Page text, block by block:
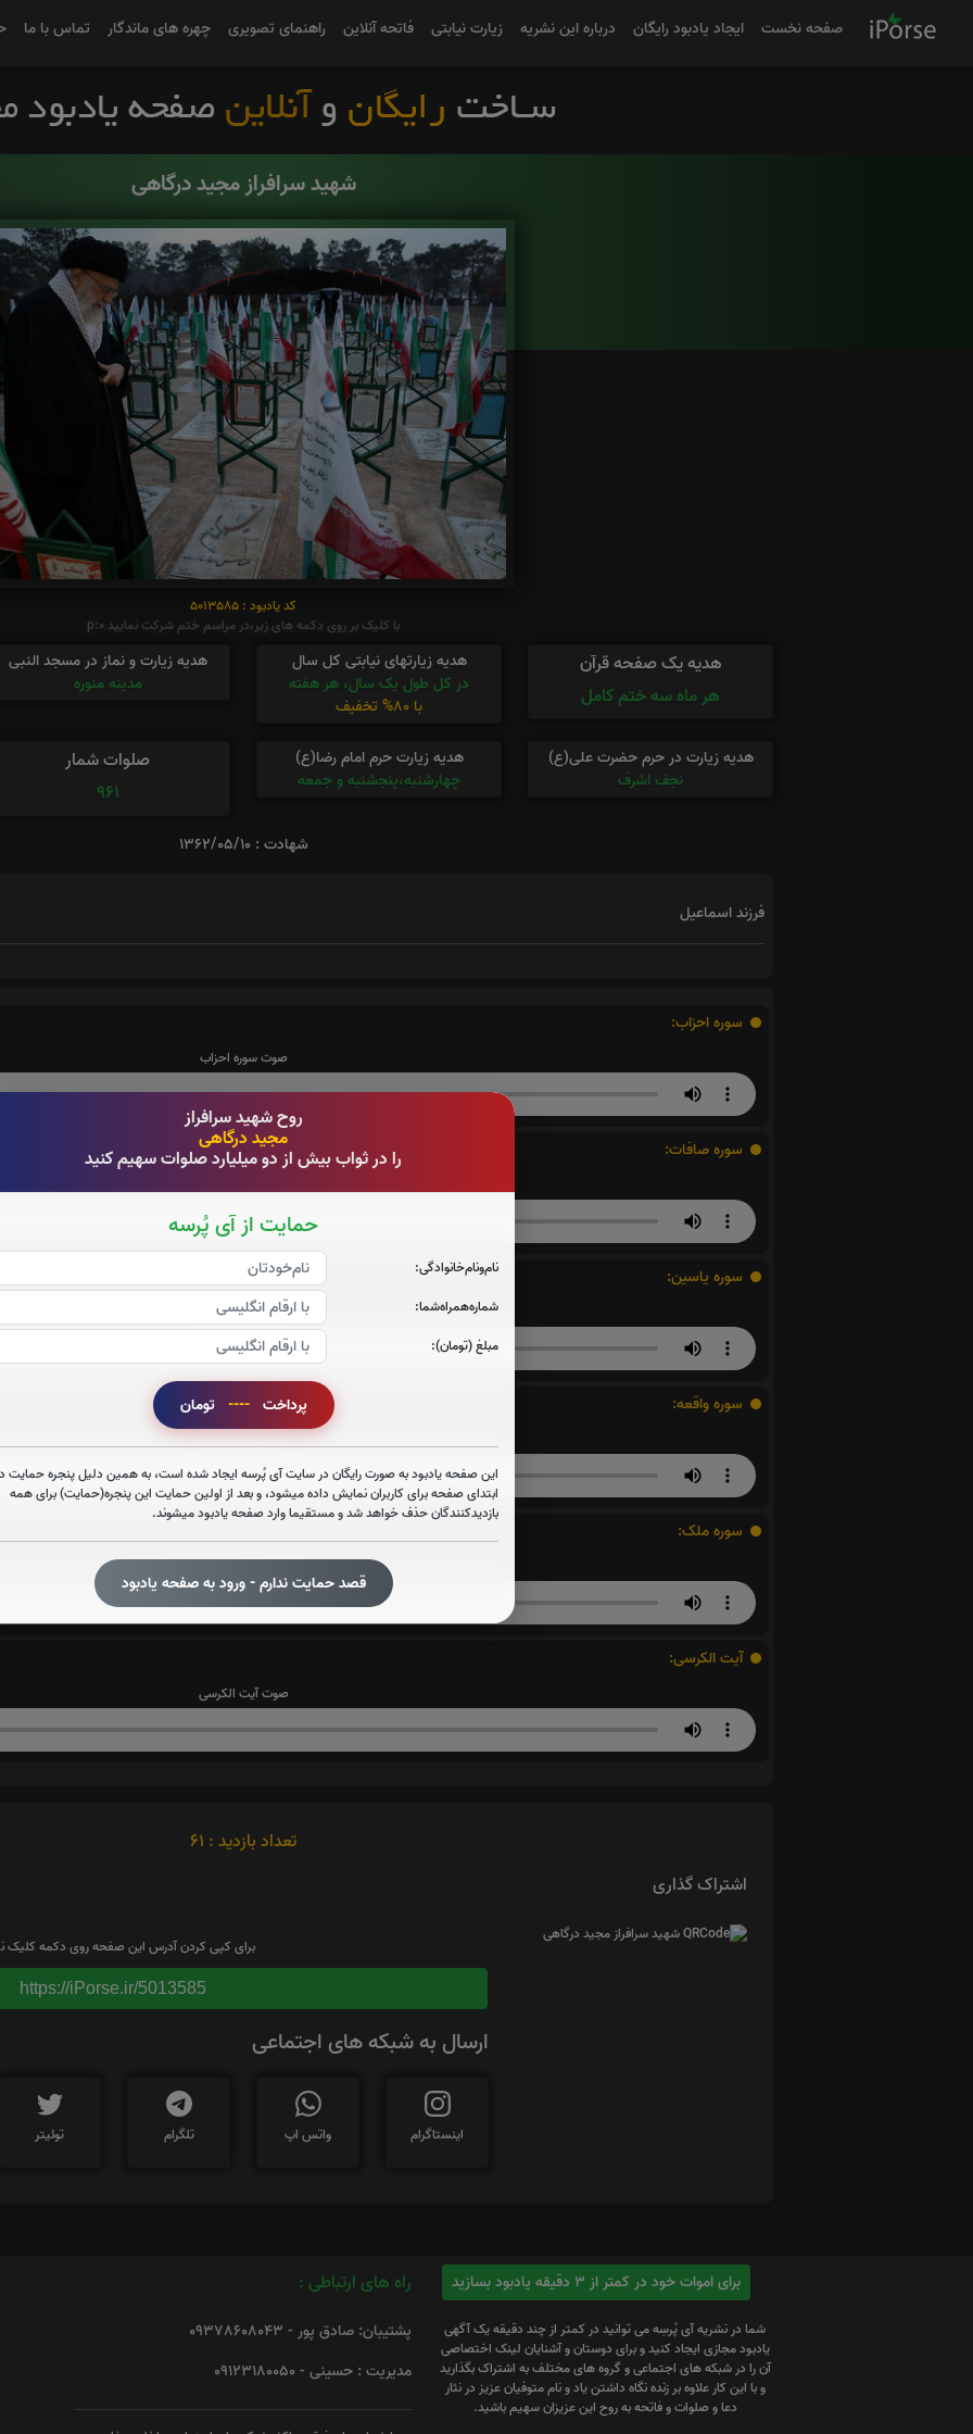
صفحه نخست ایجاد یادبود رایگان درباره این نشریه زیارت نیابتی فاتحه آنلاین راهنمای تصویری چهره های ماندگار تماس با ما
روح شهید سرافراز
مجید درگاهی
را در ثواب بیش از دو میلیارد صلوات سهیم کنید
حمایت از آی پُرسه
نام‌و‌نام‌خانوادگی:
شماره‌همراه‌شما:
مبلغ (تومان):
پرداخت ---- تومان
این صفحه یادبود به صورت رایگان در سایت آی پُرسه ایجاد شده است، به همین دلیل پنجره حمایت
ابتدای صفحه برای کاربران نمایش داده میشود، و بعد از اولین حمایت این پنجره(حمایت) برای همه
بازدیدکنندگان حذف خواهد شد و مستقیما وارد صفحه یادبود میشوند.
قصد حمایت ندارم - ورود به صفحه یادبود
شهید سرافراز مجید درگاهی
کد یادبود : 5013585
با کلیک بر روی دکمه های زیر،در مراسم ختم شرکت نمایید p:0
هدیه یک صفحه قرآن
هر ماه سه ختم کامل
هدیه زیارتهای نیابتی کل سال
در کل طول یک سال، هر هفته
با 80% تخفیف
هدیه زیارت و نماز در مسجد النبی
مدینه منوره
هدیه زیارت در حرم حضرت علی(ع)
نجف اشرف
هدیه زیارت حرم امام رضا(ع)
چهارشنبه،پنجشنبه و جمعه
صلوات شمار
961
شهادت : 1362/05/10
فرزند اسماعیل
سوره احزاب:
صوت سوره احزاب
سوره صافات:
سوره یاسین:
صوت سوره یاسین
سوره واقعه:
صوت سوره واقعه
سوره ملک:
صوت سوره ملک
آیت الکرسی:
صوت آیت الکرسی
تعداد بازدید : 61
اشتراک گذاری
برای کپی کردن آدرس این صفحه روی دکمه کلیک
https://iPorse.ir/5013585
ارسال به شبکه های اجتماعی
اینستاگرام واتس اپ تلگرام توئیتر
برای اموات خود در کمتر از 3 دقیقه یادبود بسازید
شما در نشریه آی پُرسِه می توانید در کمتر از چند دقیقه یک آگهی
یادبود مجازی ایجاد کنید و برای دوستان و آشنایان لینک اختصاصی
آن را در شبکه های اجتماعی و گروه های مختلف به اشتراک بگذارید
و با این کار علاوه بر زنده نگاه داشتن یاد و نام متوفیان عزیز در نثار
دعا و صلوات و فاتحه به روح این عزیزان سهیم باشید.
راه های ارتباطی :
پشتیبان: صادق پور - 09378608043
مدیریت : حسینی - 09123180050